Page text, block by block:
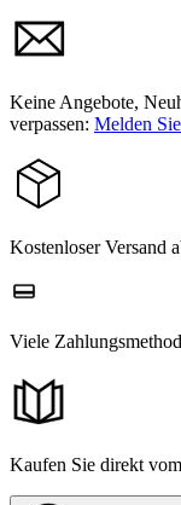
Keine Angebote,
verpassen: Melden
Kostenloser Versand
Viele
Kaufen Sie direkt